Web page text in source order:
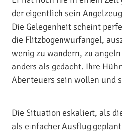
der eigentlich sein
Die Gelegenheit scheint
die Flitzbogenwurfangel,
wenig zu wandern, zu
anders als gedacht. Ihre
Abenteuers sein wollen und
Die Situation eskaliert, als
als einfacher Ausflug